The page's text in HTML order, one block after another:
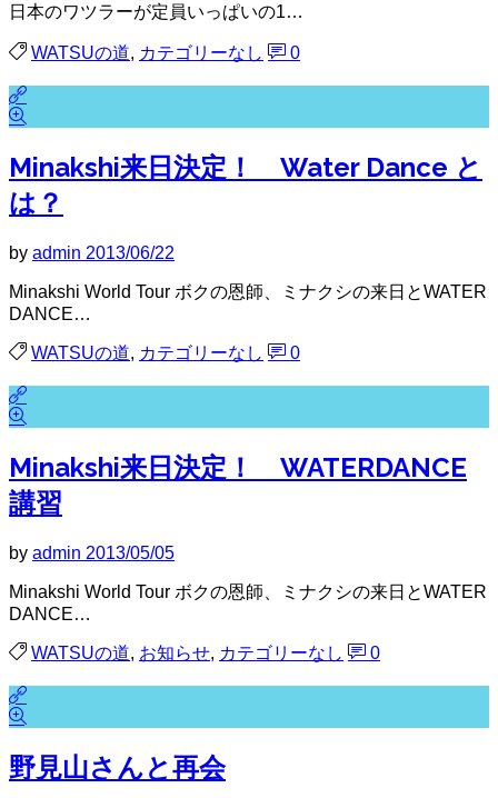
日本のワツラーが定員いっぱいの1…
WATSUの道, カテゴリーなし 0
Minakshi来日決定！ Water Dance と
は？
by admin 2013/06/22
Minakshi World Tour ボクの恩師、ミナクシの来日とWATER
DANCE…
WATSUの道, カテゴリーなし 0
Minakshi来日決定！ WATERDANCE
講習
by admin 2013/05/05
Minakshi World Tour ボクの恩師、ミナクシの来日とWATER
DANCE…
WATSUの道, お知らせ, カテゴリーなし 0
野見山さんと再会